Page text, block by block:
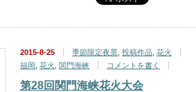
2015-8-25 季節限定夜景 投稿作品 花火
福岡 花火 関門海峡 コメントを書く
第28回関門海峡花火大会